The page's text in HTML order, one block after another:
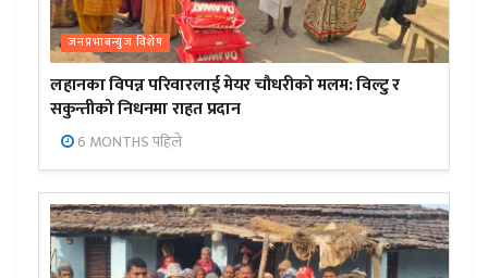
जनप्रभाबन्युज विशेष
लहानका विपन्न परिवारलाई मेयर चौधरीको मलम: विल्टु र
सकुन्तीको निधनमा राहत प्रदान
6 MONTHS पहिले